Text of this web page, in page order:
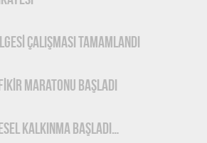
ÇALIŞMASI TAMAMLANDI
Maratonu Başladı
KALKINMA BAŞLADI…